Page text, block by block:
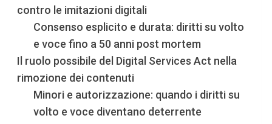
contro le imitazioni digitali
Consenso esplicito e durata: diritti su volto
e voce fino a 50 anni post mortem
Il ruolo possibile del Digital Services Act nella
rimozione dei contenuti
Minori e autorizzazione: quando i diritti su
volto e voce diventano deterrente